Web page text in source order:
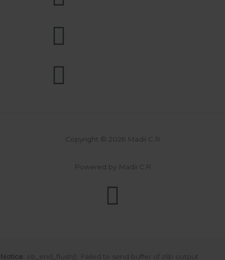
Copyright © 2026 Madii C.R
Powered by Madii C.R
Notice : ob_end_flush(): Failed to send buffer of zlib output